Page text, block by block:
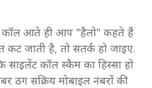
कॉल आते ही आप "हैलो" कहते हैं
जाती है, तो सतर्क हो जाइए.
साइलेंट कॉल स्कैम का हिस्सा हो
ठग सक्रिय मोबाइल नंबरों की